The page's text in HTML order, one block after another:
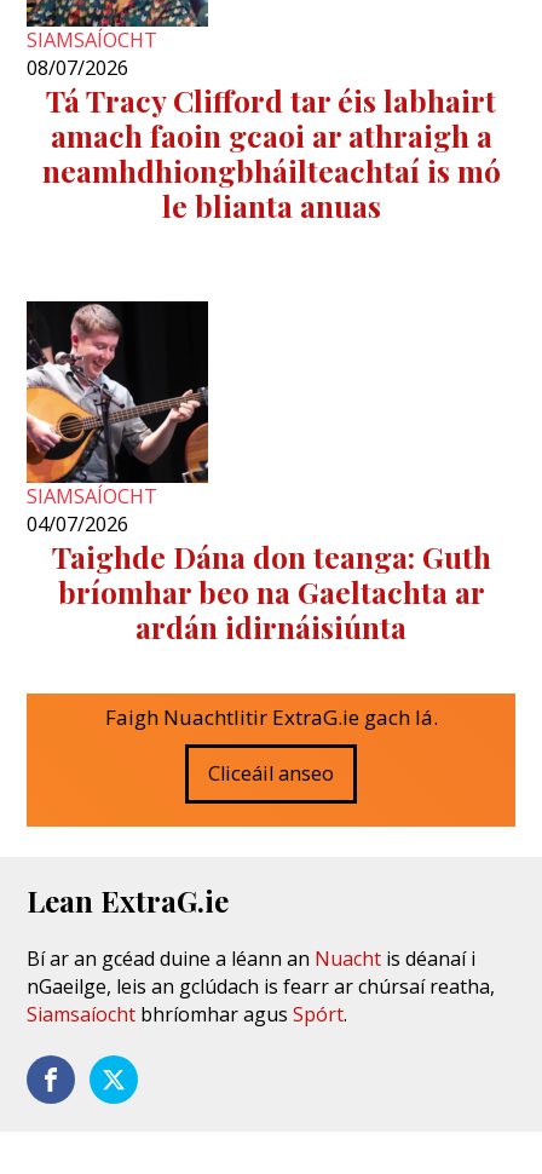
SIAMSAÍOCHT
08/07/2026
Tá Tracy Clifford tar éis labhairt
amach faoin gcaoi ar athraigh a
neamhdhiongbháilteachtaí is mó
le blianta anuas
SIAMSAÍOCHT
04/07/2026
Taighde Dána don teanga: Guth
bríomhar beo na Gaeltachta ar
ardán idirnáisiúnta
Faigh Nuachtlitir ExtraG.ie gach lá.
Cliceáil anseo
Lean ExtraG.ie
Bí ar an gcéad duine a léann an Nuacht is déanaí i
nGaeilge, leis an gclúdach is fearr ar chúrsaí reatha,
Siamsaíocht bhríomhar agusSpórt.